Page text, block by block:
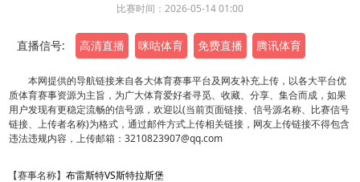
比赛时间：2026-05-14 01:00
直播信号: 高清直播 咪咕体育 免费直播 腾讯体育
本网提供的导航链接来自各大体育赛事平台及网友补充上传，以各大平台优
质体育赛事资源为主旨，为广大体育爱好者寻觅、收藏、分享、集合而成，如果
用户发现有更稳定流畅的信号源，欢迎以(当前页面链接、信号源名称、比赛信号
链接、上传者名称)为格式，通过邮件方式上传相关链接，网友上传链接不得包含
违法违规内容，上传邮箱：3210823907@qq.com
【赛事名称】 布雷斯特VS斯特拉斯堡